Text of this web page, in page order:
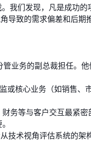
我们发现，凡是成功
导致的需求偏差和后期
管业务的副总裁担任。
或核心业务（如销售、
务等与客户交互最紧
技术视角评估系统的